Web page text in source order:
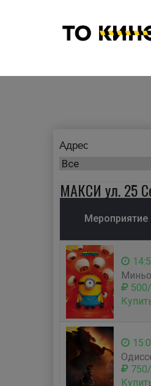
Адрес
МАКСИ ул. 25
Мероприятие